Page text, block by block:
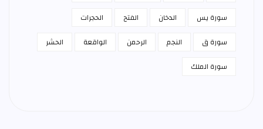
سورة يس
الدخان الفتح
الحجرات
سورة ق
النجم الرحمن الواقعة
الحشر
سورة الملك